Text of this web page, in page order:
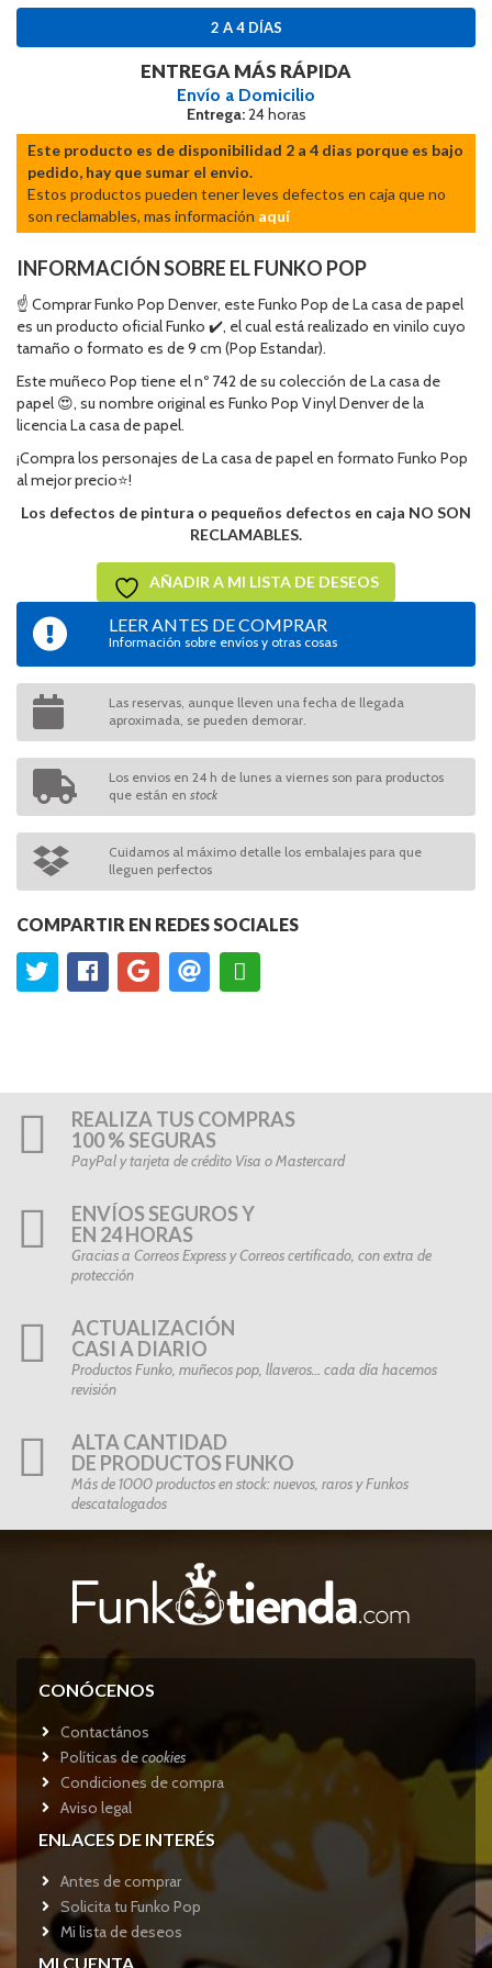
2 A 4 DÍAS
ENTREGA MÁS RÁPIDA
Envío a Domicilio
Entrega:24 horas
Este producto es de disponibilidad 2 a 4 dias porque es bajo
pedido, hay que sumar el envio.
Estos productos pueden tener leves defectos en caja que no
son reclamables, mas información aquí
INFORMACIÓN SOBRE EL FUNKO POP
☝ Comprar Funko Pop Denver, este Funko Pop de La casa de papel
es un producto oficial Funko ✔️, el cual está realizado en vinilo cuyo
tamaño o formato es de 9 cm (Pop Estandar).
Este muñeco Pop tiene el nº 742 de su colección de La casa de
papel 😍, su nombre original es Funko Pop Vinyl Denver de la
licencia La casa de papel.
¡Compra los personajes de La casa de papel en formato Funko Pop
al mejor precio⭐!
Los defectos de pintura o pequeños defectos en caja NO SON
RECLAMABLES.
AÑADIR A MI LISTA DE DESEOS
LEER ANTES DE COMPRAR
Información sobre envíos y otras cosas
Las reservas, aunque lleven una fecha de llegada
aproximada, se pueden demorar.
Los envios en 24 h de lunes a viernes son para productos
que están en stock
Cuidamos al máximo detalle los embalajes para que
lleguen perfectos
COMPARTIR EN REDES SOCIALES
REALIZA TUS COMPRAS
100 % SEGURAS
PayPal y tarjeta de crédito Visa o Mastercard
ENVÍOS SEGUROS Y
EN 24 HORAS
Gracias a Correos Express y Correos certificado, con extra de
protección
ACTUALIZACIÓN
CASI A DIARIO
Productos Funko, muñecos pop, llaveros… cada día hacemos
revisión
ALTA CANTIDAD
DE PRODUCTOS FUNKO
Más de 1000 productos en stock: nuevos, raros y Funkos
descatalogados
CONÓCENOS
Contactános
Políticas decookies
Condiciones de compra
Aviso legal
ENLACES DE INTERÉS
Antes de comprar
Solicita tu Funko Pop
Mi lista de deseos
MI CUENTA